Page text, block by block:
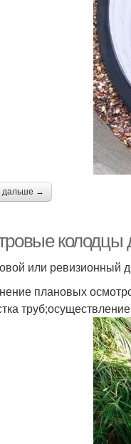
дальше →
колодцы
или ревизионный
плановых